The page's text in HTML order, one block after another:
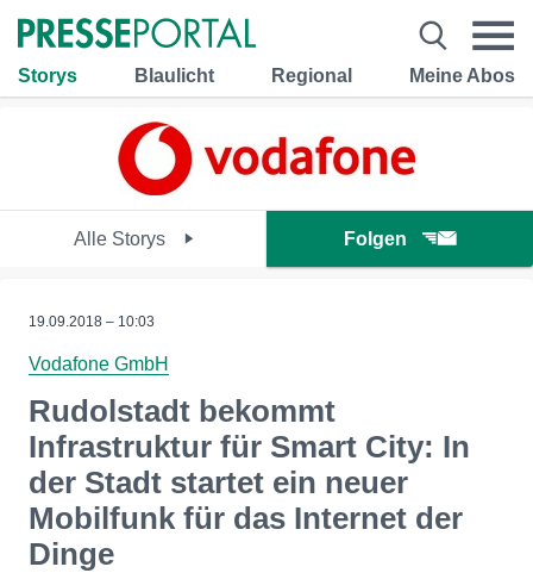
Storys Blaulicht Regional Meine Abos
Alle Storys Folgen
19.09.2018 – 10:03
Vodafone GmbH
Rudolstadt bekommt
Infrastruktur für Smart City: In
der Stadt startet ein neuer
Mobilfunk für das Internet der
Dinge